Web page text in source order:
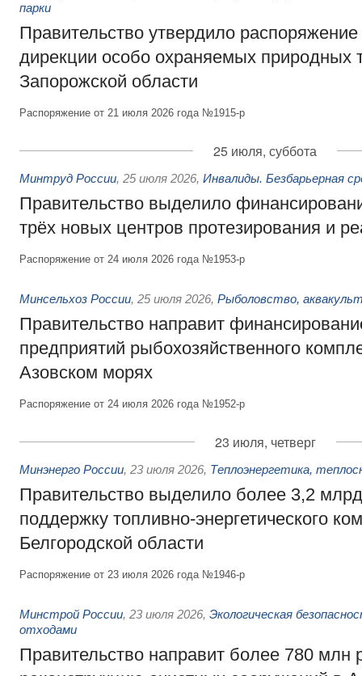
парки
Правительство утвердило
дирекции особо охраняемых природных
Запорожской области
Распоряжение от 21 июля 2026 года №1915-р
25 июля, суббота
Минтруд России, 25 июля 2026, Инвалиды. Безбарьерная
Правительство выделило
трёх новых центров протезирования и
Распоряжение от 24 июля 2026 года №1953-р
Минсельхоз России, 25 июля 2026, Рыболовство,
Правительство направит
предприятий рыбохозяйственного
Азовском морях
Распоряжение от 24 июля 2026 года №1952-р
23 июля, четверг
Минэнерго России, 23 июля 2026, Теплоэнергетика,
Правительство выделило более 3,2
поддержку топливно-энергетического
Белгородской области
Распоряжение от 23 июля 2026 года №1946-р
Минстрой России, 23 июля 2026, Экологическая
отходами
Правительство направит более 780 млн